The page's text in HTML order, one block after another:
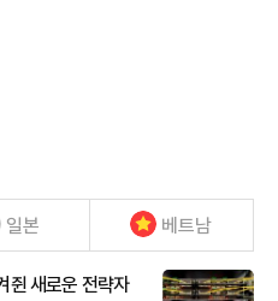
일본 베트남
쥔 새로운 전략자